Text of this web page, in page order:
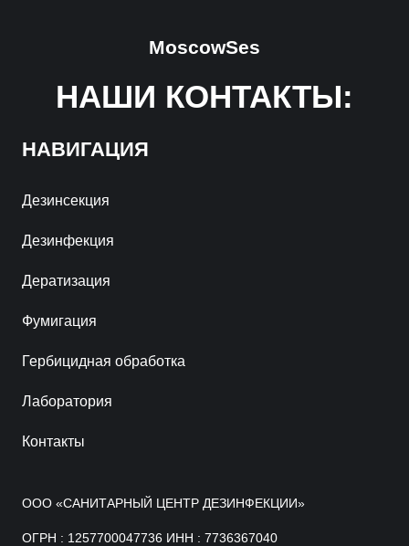
НАШИ КОНТАКТЫ:
MoscowSes
НАВИГАЦИЯ
Дезинсекция
Дезинфекция
Дератизация
Фумигация
Гербицидная обработка
Лаборатория
Контакты
ООО «САНИТАРНЫЙ ЦЕНТР ДЕЗИНФЕКЦИИ»
ОГРН : 1257700047736 ИНН : 7736367040